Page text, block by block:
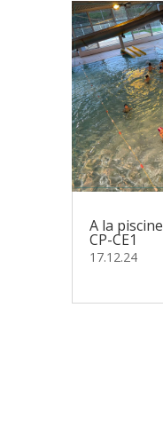
A la
CP-CE1
17.12.24